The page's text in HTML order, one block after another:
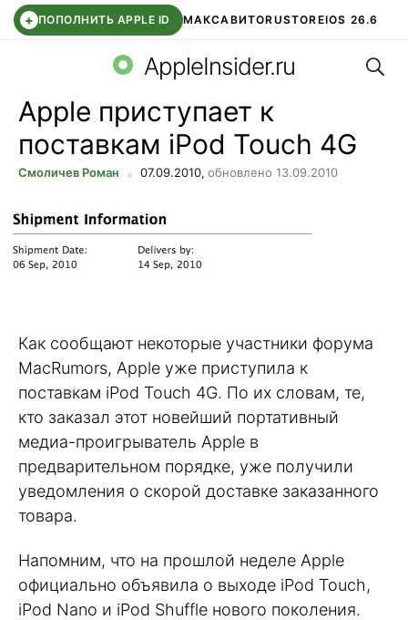
+ ПОПОЛНИТЬ APPLE ID МАКСАВИТОRUSTOREIOS 26.6
СБЕР КИДС ВТБ ОНЛАЙН ЧАТ В ROBLOX
AppleInsider.ru
Apple приступает к
поставкам iPod Touch 4G
Смоличев Роман 07.09.2010, обновлено 13.09.2010
Как сообщают некоторые участники форума
MacRumors, Apple уже приступила к
поставкам iPod Touch 4G. По их словам, те,
кто заказал этот новейший портативный
медиа-проигрыватель Apple в
предварительном порядке, уже получили
уведомления о скорой доставке заказанного
товара.
Напомним, что на прошлой неделе Apple
официально объявила о выходе iPod Touch,
iPod Nano и iPod Shuffle нового поколения.